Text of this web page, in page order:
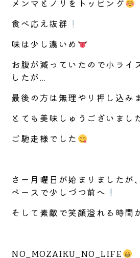
メンマとノリをトッピング
食べ応え抜群
味は少し濃いめ
お腹が減っていたので小ライ
したが…
最後の方は無理やり押し込み
とても美味しゅうございまし
ご馳走様でした
さー月曜日が始まりましたが
ペースで少しづつ前へ
そして素敵で笑顔溢れる時間
NO_MOZAIKU_NO_LIFE